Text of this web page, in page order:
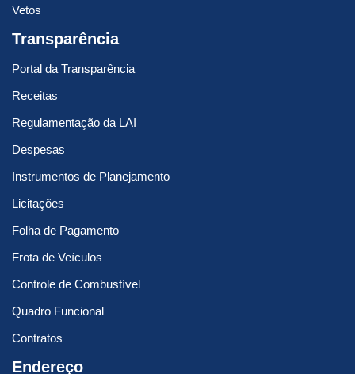
Vetos
Transparência
Portal da Transparência
Receitas
Regulamentação da LAI
Despesas
Instrumentos de Planejamento
Licitações
Folha de Pagamento
Frota de Veículos
Controle de Combustível
Quadro Funcional
Contratos
Endereço